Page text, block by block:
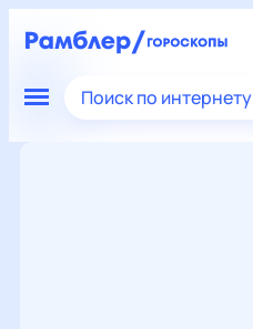
Поиск по интернету